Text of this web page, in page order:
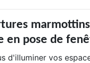
en pose de
d'illuminer vos